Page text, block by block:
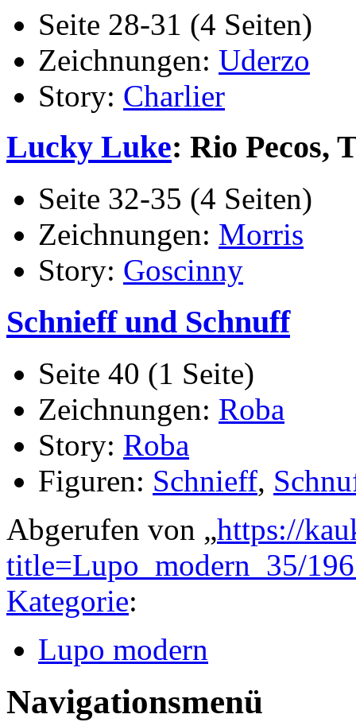
Seite 28-31 (4 Seiten)
Zeichnungen: Uderzo
Story: Charlier
Lucky Luke: Rio Pecos,
Seite 32-35 (4 Seiten)
Zeichnungen: Morris
Story: Goscinny
Schnieff und Schnuff
Seite 40 (1 Seite)
Zeichnungen: Roba
Story: Roba
Figuren: Schnieff,
Abgerufen von „https://
title=Lupo_modern_35/
Kategorie:
Lupo modern
Navigationsmenü